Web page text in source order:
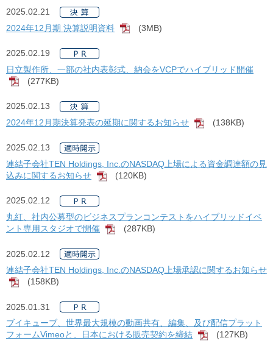
2025.02.21
2024年12月期 決算説明資料
[PDF]
(3MB)
2025.02.19
日立製作所、一部の社内表彰式、納会をVCPでハイブリッド開催
[PDF]
(277KB)
2025.02.13
2024年12月期決算発表の延期に関するお知らせ
[PDF]
(138KB)
2025.02.13
連結子会社TEN Holdings, Inc.のNASDAQ上場による資金調達額の見
込みに関するお知らせ
[PDF]
(120KB)
2025.02.12
丸紅、社内公募型のビジネスプランコンテストをハイブリッドイベ
ント専用スタジオで開催
[PDF]
(287KB)
2025.02.12
連結子会社TEN Holdings, Inc.のNASDAQ上場承認に関するお知らせ
[PDF]
(158KB)
2025.01.31
ブイキューブ、世界最大規模の動画共有、編集、及び配信プラット
フォームVimeoと、日本における販売契約を締結
[PDF]
(127KB)